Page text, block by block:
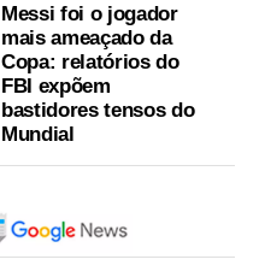
Messi foi o jogador
mais ameaçado da
Copa: relatórios do
FBI expõem
bastidores tensos do
Mundial